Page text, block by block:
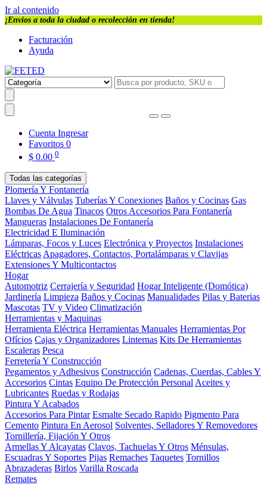
Ir al contenido
¡Envios a toda la ciudad o recolección en tienda!
Facturación
Ayuda
Cuenta Ingresar
Favoritos 0
$ 0.00 0
Todas las categorías
Plomería Y Fontanería
Llaves y Válvulas Tuberías Y Conexiones Baños y Cocinas Gas
Bombas De Agua Tinacos Otros Accesorios Para Fontanería
Mangueras Instalaciones De Fontanería
Electricidad E Iluminación
Lámparas, Focos y Luces Electrónica y Proyectos Instalaciones
Eléctricas Apagadores, Contactos, Portalámparas y Clavijas
Extensiones Y Multicontactos
Hogar
Automotriz Cerrajería y Seguridad Hogar Inteligente (Domótica)
Jardinería Limpieza Baños y Cocinas Manualidades Pilas y Baterias
Mascotas TV y Video Climatización
Herramientas y Maquinas
Herramienta Eléctrica Herramientas Manuales Herramientas Por
Ofícios Cajas y Organizadores Linternas Kits De Herramientas
Escaleras Pesca
Ferretería Y Construcción
Pegamentos y Adhesivos Construcción Cadenas, Cuerdas, Cables Y
Accesorios Cintas Equipo De Protección Personal Aceites y
Lubricantes Ruedas y Rodajas
Pintura Y Acabados
Accesorios Para Pintar Esmalte Secado Rapido Pigmento Para
Cemento Pintura En Aerosol Solventes, Selladores Y Removedores
Tornillería, Fijación Y Otros
Armellas Y Alcayatas Clavos, Tachuelas Y Otros Ménsulas,
Escuadras Y Soportes Pijas Remaches Taquetes Tornillos
Abrazaderas Birlos Varilla Roscada
Remates